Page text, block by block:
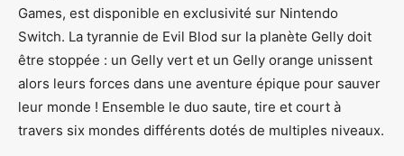
Games, est disponible en exclusivité sur Nintendo
Switch. La tyrannie de Evil Blod sur la planète Gelly doit
être stoppée : un Gelly vert et un Gelly orange unissent
alors leurs forces dans une aventure épique pour sauver
leur monde ! Ensemble le duo saute, tire et court à
travers six mondes différents dotés de multiples niveaux.